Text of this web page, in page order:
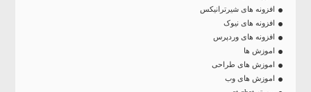
افزونه های شیرترانیکس
افزونه های نیوک
افزونه های وردپرس
اموزش ها
اموزش های طراحی
اموزش های وب